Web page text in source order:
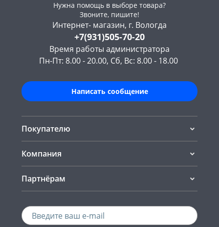
Нужна помощь в выборе товара?
Звоните, пишите!
Интернет- магазин, г. Вологда
+7(931)505-70-20
Время работы администратора
Пн-Пт: 8.00 - 20.00, Сб, Вс: 8.00 - 18.00
Написать сообщение
Покупателю
Компания
Партнёрам